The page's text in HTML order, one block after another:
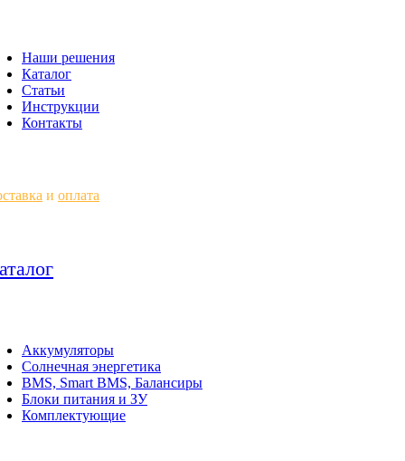
Наши решения
Каталог
Статьи
Инструкции
Контакты
и оплата
Аккумуляторы
Солнечная энергетика
BMS, Smart BMS, Балансиры
Блоки питания и ЗУ
Комплектующие